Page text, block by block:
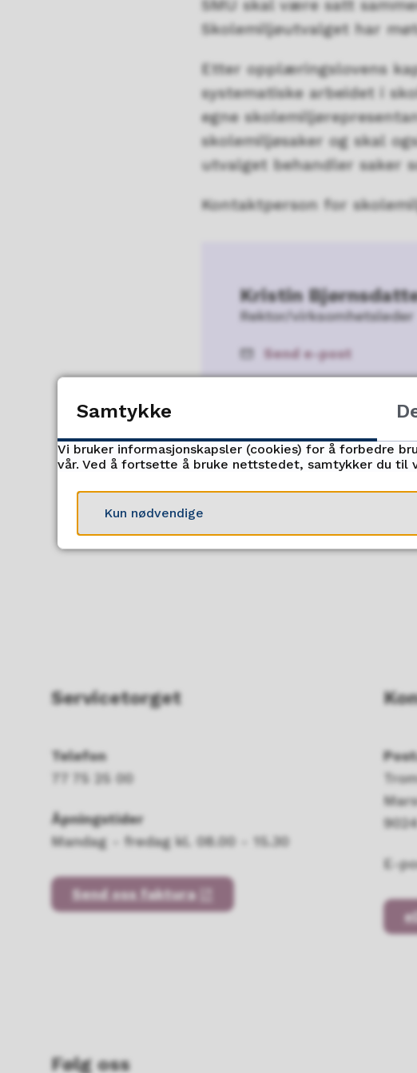
SMU skal være satt
Skolemiljøutvalget har
Etter opplæringslovens
systematiske arbeidet i
egne
skolemiljøsaker og skal
utvalget behandler saker
Kontaktperson for
Kristin
Rektor/virksomhetsleder
E-
Send e-post
Mobil
Servicetorget
Telefon
77 75 25 00
Åpningstider
Mandag - fredag kl. 08.00 - 15.30
Send oss faktura
E-
Følg oss
Samtykke
Vi bruker informasjonskapsler (cookies) for å forbedre
vår. Ved å fortsette å bruke nettstedet, samtykker du til
Kun nødvendige